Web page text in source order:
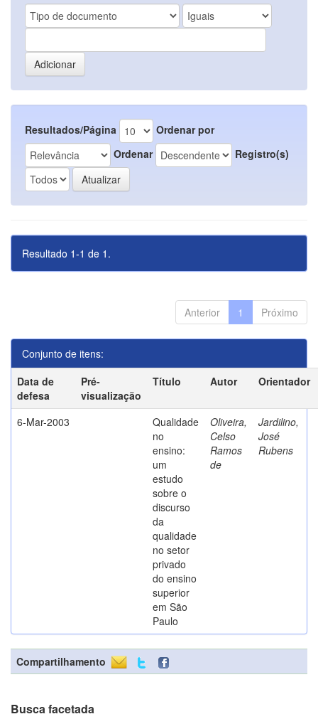
Resultados/Página
Ordenar por
Ordenar
Registro(s)
Resultado 1-1 de 1.
Anterior 1 Próximo
Conjunto de itens:
Data de
defesa
Pré-
visualização
Título Autor Orientador
6-Mar-2003
Qualidade
no
ensino:
um
estudo
sobre o
discurso
da
qualidade
no setor
privado
do ensino
superior
em São
Paulo
Oliveira,
Celso
Ramos
de
Jardilino,
José
Rubens
Compartilhamento
Busca facetada